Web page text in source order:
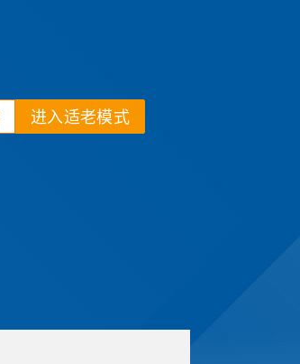
进入适老模式